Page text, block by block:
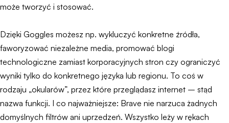
może tworzyć i stosować.
Dzięki Goggles możesz np. wykluczyć konkretne źródła,
faworyzować niezależne media, promować blogi
technologiczne zamiast korporacyjnych stron czy ograniczyć
wyniki tylko do konkretnego języka lub regionu. To coś w
rodzaju „okularów”, przez które przeglądasz internet – stąd
nazwa funkcji. I co najważniejsze: Brave nie narzuca żadnych
domyślnych filtrów ani uprzedzeń. Wszystko leży w rękach